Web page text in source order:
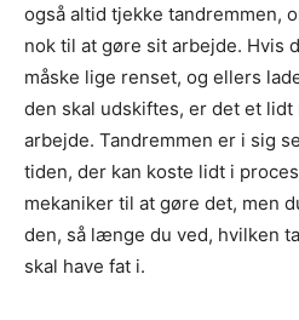
også altid tjekke tandremmen,
nok til at gøre sit arbejde. Hvis
måske lige renset, og ellers
den skal udskiftes, er det et
arbejde. Tandremmen er i sig
tiden, der kan koste lidt i
mekaniker til at gøre det, men
den, så længe du ved, hvilken
skal have fat i.